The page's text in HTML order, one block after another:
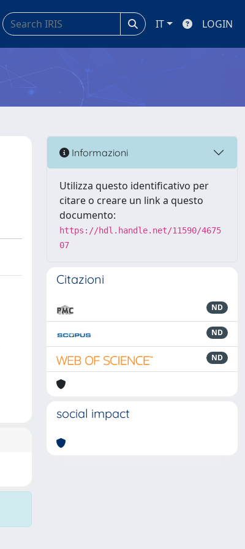
IT LOGIN
Informazioni
Utilizza questo identificativo per
citare o creare un link a questo
documento:
https://hdl.handle.net/11590/4675
07
Citazioni
ND
ND
ND
social impact